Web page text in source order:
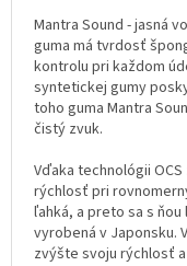
Mantra Sound - jasná
guma má tvrdosť
kontrolu pri každom
syntetickej gumy
toho guma Mantra
čistý zvuk.
Vďaka technológii
rýchlosť pri
ľahká, a preto sa s ňou
vyrobená v Japonsku.
zvýšte svoju rýchlosť